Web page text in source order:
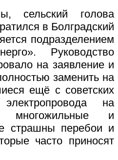
сельский голова
в Болградский
подразделением
Руководство
на заявление и
заменить на
ещё с советских
на
многожильные и
страшны перебои и
часто приносят